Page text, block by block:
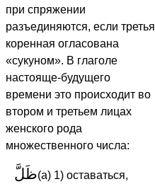
при спряжении
разъединяются, если третья
коренная огласована
«сукуном». В глаголе
настояще-будущего
времени это происходит во
втором и третьем лицах
женского рода
множественного числа:
ظَلَّ(а) 1) оставаться,